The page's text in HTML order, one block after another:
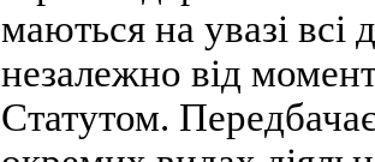
маються на увазі
незалежно від
Статутом.